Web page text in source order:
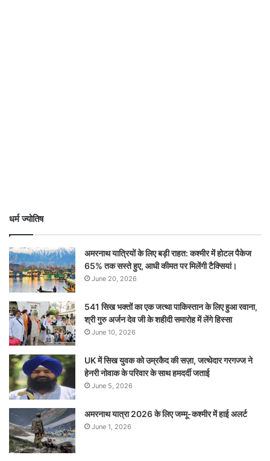
धर्म ज्योतिष
अमरनाथ यात्रियों के लिए बड़ी राहत: कश्मीर में होटल पैकेज
65% तक सस्ते हुए, आधी कीमत पर मिलेंगी टैक्सियां।
June 20, 2026
541 सिख भक्तों का एक जत्था पाकिस्तान के लिए हुआ रवाना,
श्री गुरु अर्जन देव जी के शहीदी समारोह में लेंगे हिस्सा
June 10, 2026
UK में सिख युवक को उम्रकैद की सज़ा, जत्थेदार गरगज्ज ने
हेनरी नोवाक के परिवार के साथ हमदर्दी जताई
June 5, 2026
अमरनाथ यात्रा 2026 के लिए जम्मू-कश्मीर में हाई अलर्ट
June 1, 2026